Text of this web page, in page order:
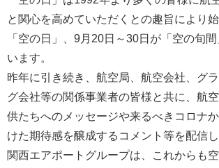
と関心を高めていただくとの趣旨により
「空の日」、9月20日～30日が「空の旬
います。
昨年に引き続き、航空局、航空会社、グ
グ会社等の関係事業者の皆様と共に、航
供たちへのメッセージや来るべきコロナ
けた期待感を醸成するコメント等を配信し
関西エアポートグループは、これからも